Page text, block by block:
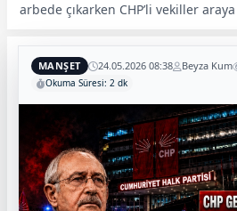
arbede çıkarken CHP’li vekiller
MANŞET 24.05.2026 08:38 Beyza Kum
Okuma Süresi: 2 dk